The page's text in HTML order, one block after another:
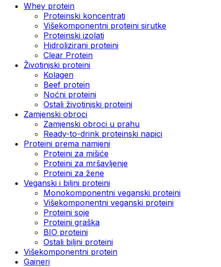
Whey protein
Proteinski koncentrati
Višekomponentni proteini sirutke
Proteinski izolati
Hidrolizirani proteini
Clear Protein
Životinjski proteini
Kolagen
Beef protein
Noćni proteini
Ostali životinjski proteini
Zamjenski obroci
Zamjenski obroci u prahu
Ready-to-drink proteinski napici
Proteini prema namjeni
Proteini za mišiće
Proteini za mršavljenje
Proteini za žene
Veganski i biljni proteini
Monokomponentni veganski proteini
Višekomponentni veganski proteini
Proteini soje
Proteini graška
BIO proteini
Ostali biljni proteini
Višekomponentni protein
Gaineri